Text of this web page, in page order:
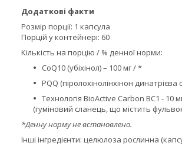
Додаткові факти
Розмір порції: 1 капсула
Порцій у контейнері: 60
Кількість на порцію / % денної норми:
CoQ10 (убіхінол) – 100 мг / *
PQQ (піролохінолінхінон динатрієва
Технологія BioActive Carbon ВС1 - 10
(гуміновий сланець, що містить
*Денну норму не встановлено.
Інші інгредієнти: целюлоза рослинна